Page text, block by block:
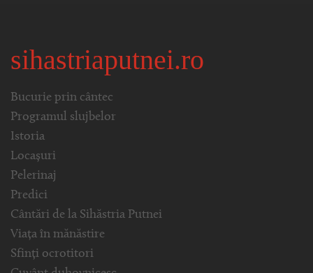
sihastriaputnei.ro
Bucurie prin cântec
Programul slujbelor
Istoria
Locașuri
Pelerinaj
Predici
Cântări de la Sihăstria Putnei
Viața în mănăstire
Sfinți ocrotitori